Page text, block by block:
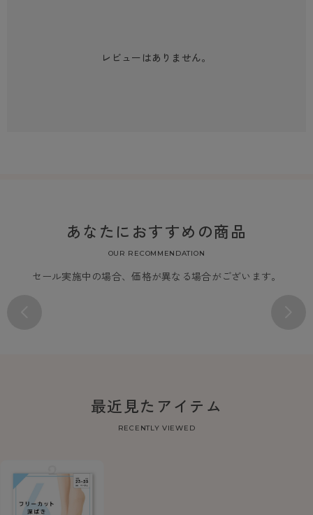
レビューはありません。
あなたにおすすめの商品
OUR RECOMMENDATION
セール実施中の場合、価格が異なる場合がございます。
最近見たアイテム
RECENTLY VIEWED